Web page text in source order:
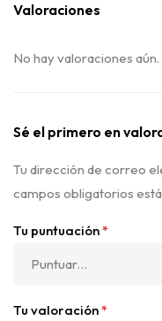
Valoraciones
No hay valoraciones aún.
Sé el primero en
Tu dirección de correo
campos obligatorios
Tu puntuación*
Tu valoración*